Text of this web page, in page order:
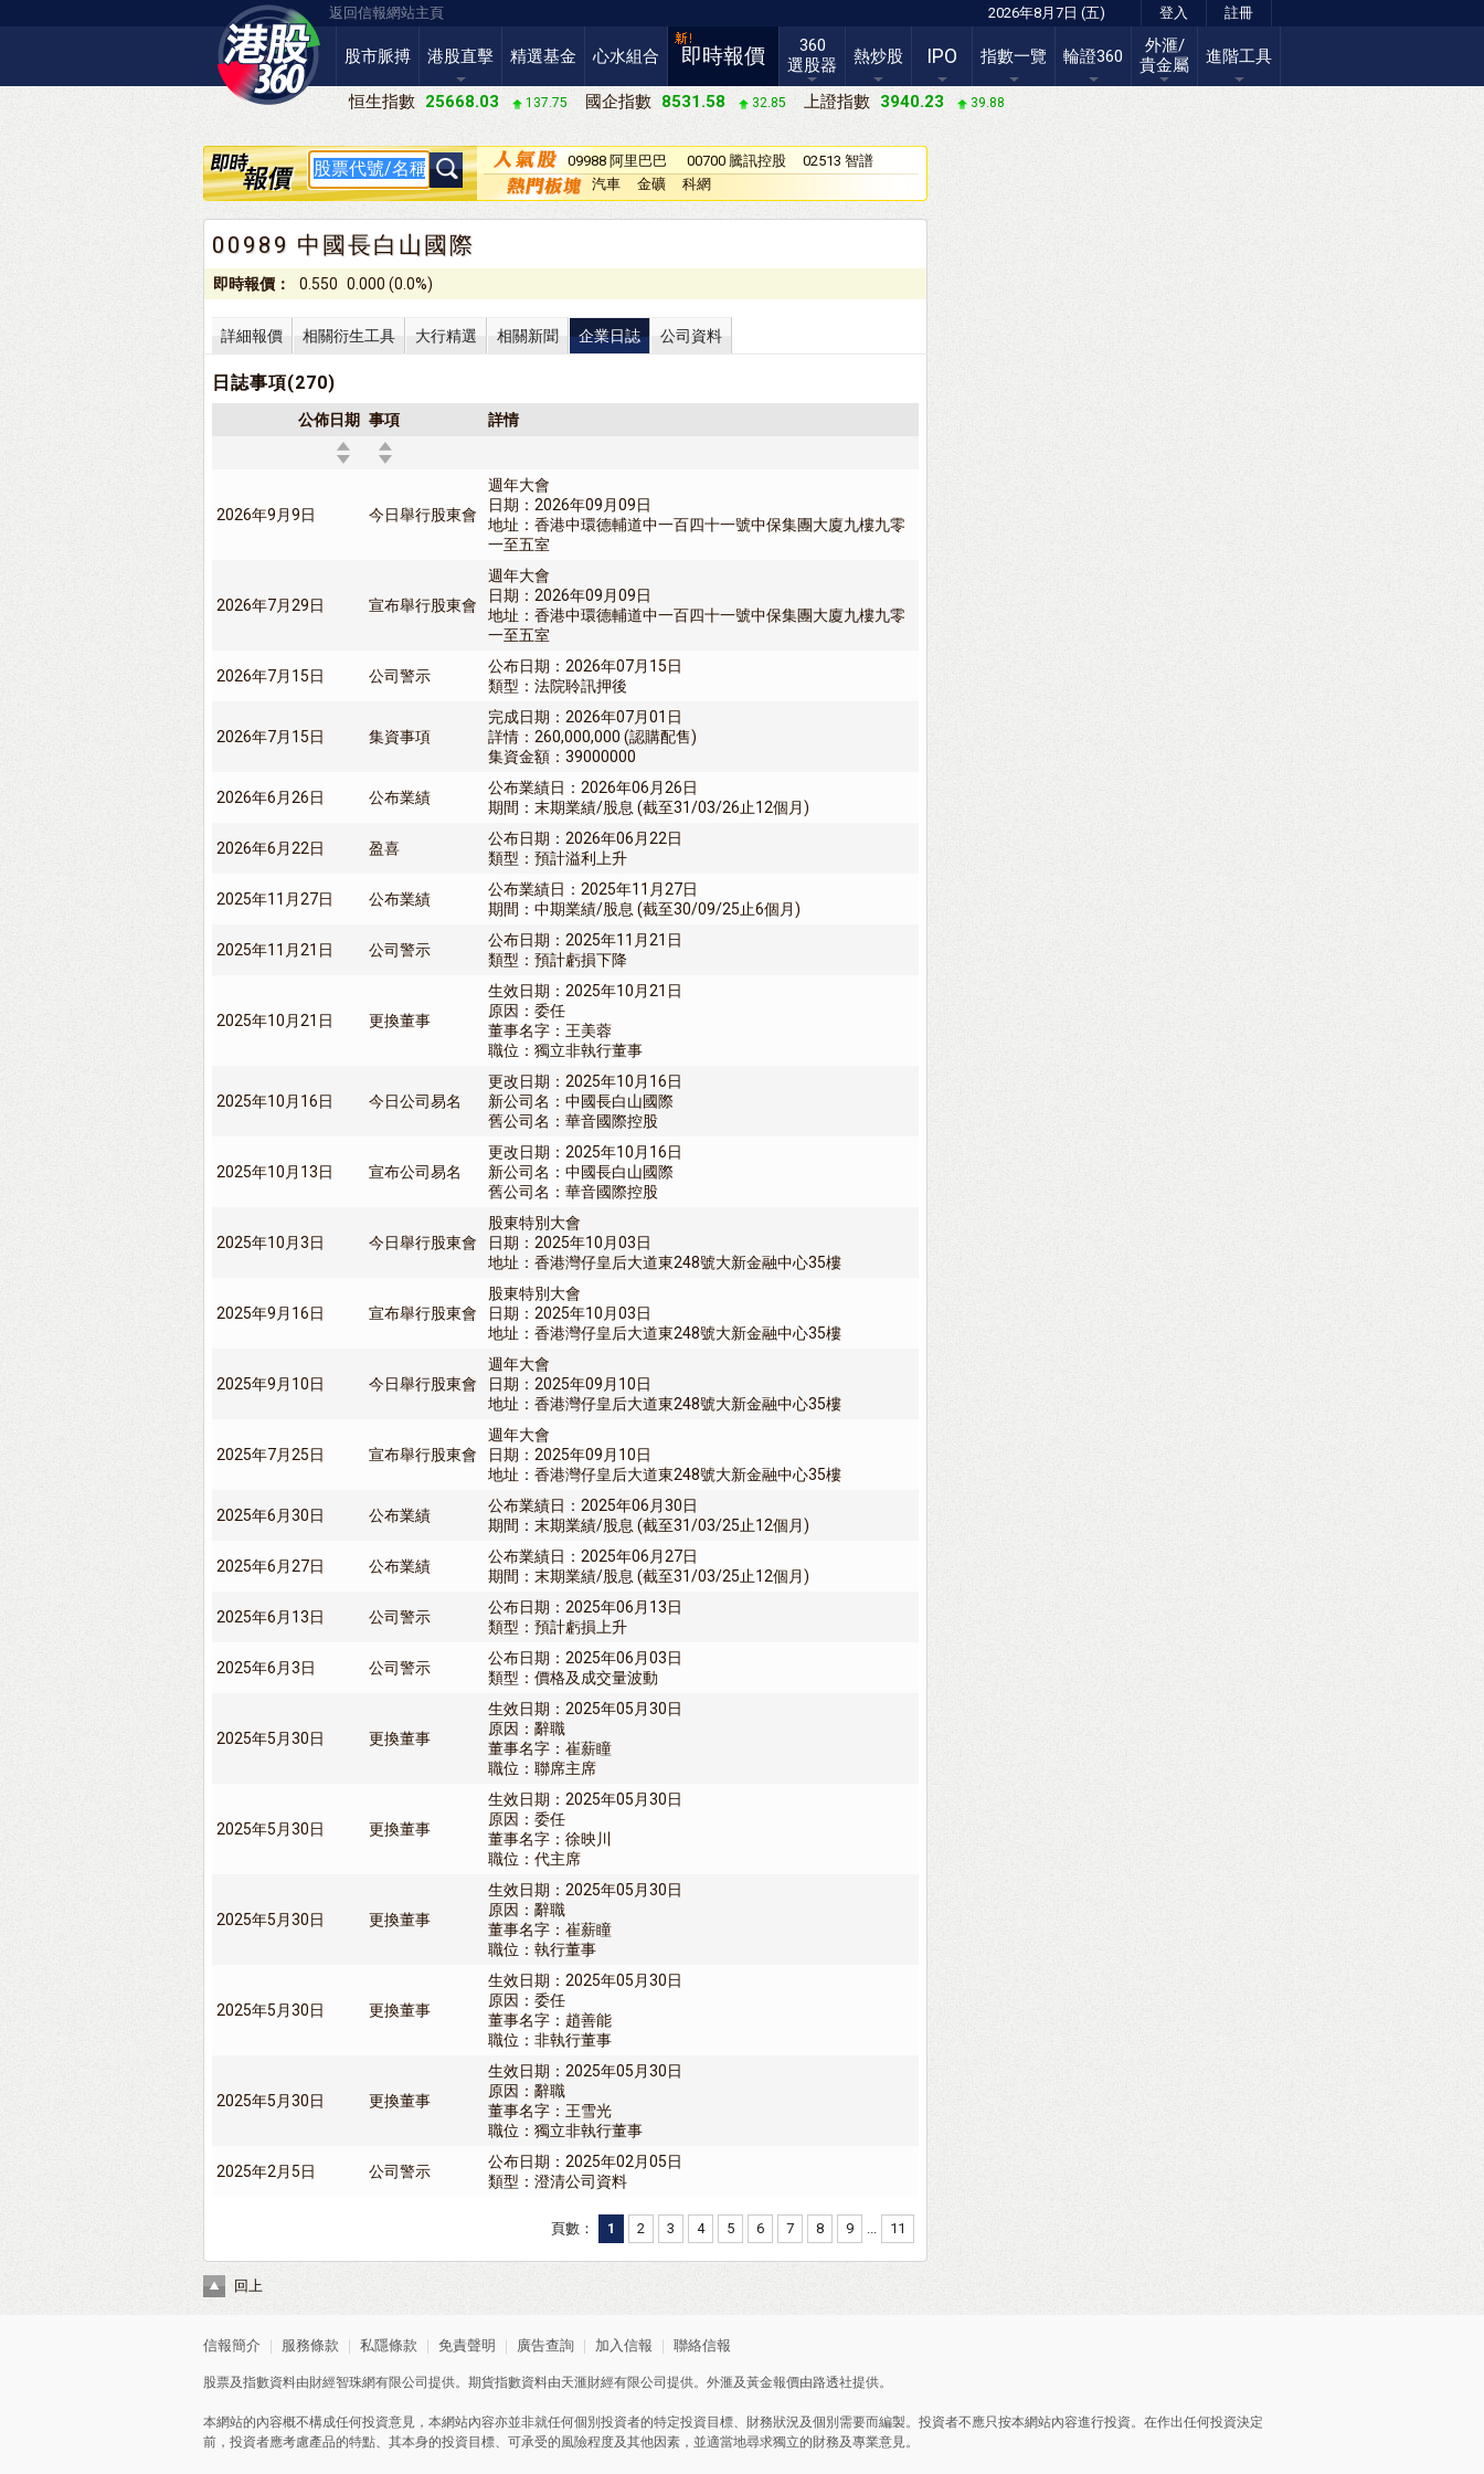
返回信報網站主頁 2026年8月7日 (五) 登入 註冊
股市脈搏 港股直擊 精選基金 心水組合 即時報價
360
選股器
熱炒股 IPO 指數一覽 輪證360
外滙/
貴金屬
進階工具
恒生指數 25668.03 137.75 國企指數 8531.58 32.85 上證指數 3940.23 39.88
09988 阿里巴巴
－Ｗ
00700 騰訊控股
02513 智譜
汽車
金礦 科網
00989 中國長白山國際
即時報價： 0.550 0.000 (0.0%)
詳細報價 相關衍生工具 大行精選 相關新聞 企業日誌 公司資料
日誌事項(270)
公佈日期 事項 詳情
2026年9月9日 今日舉行股東會
週年大會
日期：2026年09月09日
地址：香港中環德輔道中一百四十一號中保集團大廈九樓九零
一至五室
2026年7月29日 宣布舉行股東會
週年大會
日期：2026年09月09日
地址：香港中環德輔道中一百四十一號中保集團大廈九樓九零
一至五室
2026年7月15日 公司警示
公布日期：2026年07月15日
類型：法院聆訊押後
2026年7月15日 集資事項
完成日期：2026年07月01日
詳情：260,000,000 (認購配售)
集資金額：39000000
2026年6月26日 公布業績
公布業績日：2026年06月26日
期間：末期業績/股息 (截至31/03/26止12個月)
2026年6月22日 盈喜
公布日期：2026年06月22日
類型：預計溢利上升
2025年11月27日 公布業績
公布業績日：2025年11月27日
期間：中期業績/股息 (截至30/09/25止6個月)
2025年11月21日 公司警示
公布日期：2025年11月21日
類型：預計虧損下降
2025年10月21日 更換董事
生效日期：2025年10月21日
原因：委任
董事名字：王美蓉
職位：獨立非執行董事
2025年10月16日 今日公司易名
更改日期：2025年10月16日
新公司名：中國長白山國際
舊公司名：華音國際控股
2025年10月13日 宣布公司易名
更改日期：2025年10月16日
新公司名：中國長白山國際
舊公司名：華音國際控股
2025年10月3日 今日舉行股東會
股東特別大會
日期：2025年10月03日
地址：香港灣仔皇后大道東248號大新金融中心35樓
2025年9月16日 宣布舉行股東會
股東特別大會
日期：2025年10月03日
地址：香港灣仔皇后大道東248號大新金融中心35樓
2025年9月10日 今日舉行股東會
週年大會
日期：2025年09月10日
地址：香港灣仔皇后大道東248號大新金融中心35樓
2025年7月25日 宣布舉行股東會
週年大會
日期：2025年09月10日
地址：香港灣仔皇后大道東248號大新金融中心35樓
2025年6月30日 公布業績
公布業績日：2025年06月30日
期間：末期業績/股息 (截至31/03/25止12個月)
2025年6月27日 公布業績
公布業績日：2025年06月27日
期間：末期業績/股息 (截至31/03/25止12個月)
2025年6月13日 公司警示
公布日期：2025年06月13日
類型：預計虧損上升
2025年6月3日 公司警示
公布日期：2025年06月03日
類型：價格及成交量波動
2025年5月30日 更換董事
生效日期：2025年05月30日
原因：辭職
董事名字：崔薪瞳
職位：聯席主席
2025年5月30日 更換董事
生效日期：2025年05月30日
原因：委任
董事名字：徐映川
職位：代主席
2025年5月30日 更換董事
生效日期：2025年05月30日
原因：辭職
董事名字：崔薪瞳
職位：執行董事
2025年5月30日 更換董事
生效日期：2025年05月30日
原因：委任
董事名字：趙善能
職位：非執行董事
2025年5月30日 更換董事
生效日期：2025年05月30日
原因：辭職
董事名字：王雪光
職位：獨立非執行董事
2025年2月5日 公司警示
公布日期：2025年02月05日
類型：澄清公司資料
頁數： 1 2 3 4 5 6 7 8 9 ... 11
回上
信報簡介 服務條款 私隱條款 免責聲明 廣告查詢 加入信報 聯絡信報
股票及指數資料由財經智珠網有限公司提供。期貨指數資料由天滙財經有限公司提供。外滙及黃金報價由路透社提供。
本網站的內容概不構成任何投資意見，本網站內容亦並非就任何個別投資者的特定投資目標、財務狀況及個別需要而編製。投資者不應只按本網站內容進行投資。在作出任何投資決定
前，投資者應考慮產品的特點、其本身的投資目標、可承受的風險程度及其他因素，並適當地尋求獨立的財務及專業意見。